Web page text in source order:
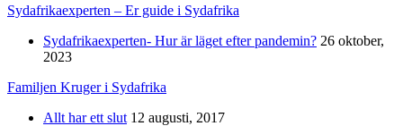
Sydafrikaexperten – Er guide i Sydafrika
Sydafrikaexperten- Hur är läget efter pandemin? 26 oktober,
2023
Familjen Kruger i Sydafrika
Allt har ett slut 12 augusti, 2017